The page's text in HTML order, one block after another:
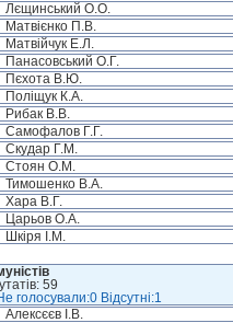
Лєщинський О.О.
Матвієнко П.В.
Матвійчук Е.Л.
Панасовський О.Г.
Пєхота В.Ю.
Поліщук К.А.
Рибак В.В.
Самофалов Г.Г.
Скудар Г.М.
Стоян О.М.
Тимошенко В.А.
Хара В.Г.
Царьов О.А.
Шкіря І.М.
59
Відсутні:1
Алексєєв І.В.